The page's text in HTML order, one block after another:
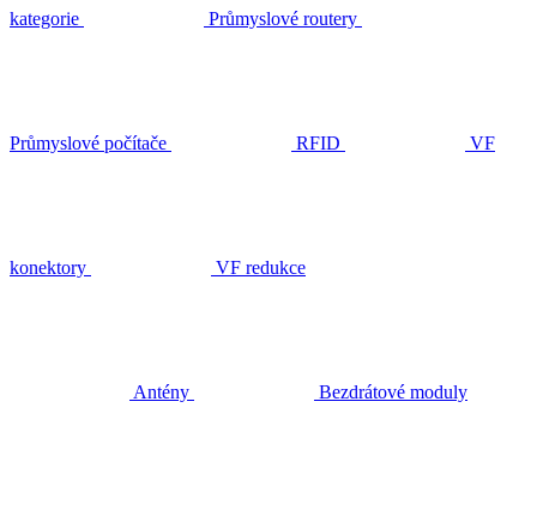
kategorie Průmyslové routery
Průmyslové počítače RFID VF
konektory VF redukce
Antény Bezdrátové moduly